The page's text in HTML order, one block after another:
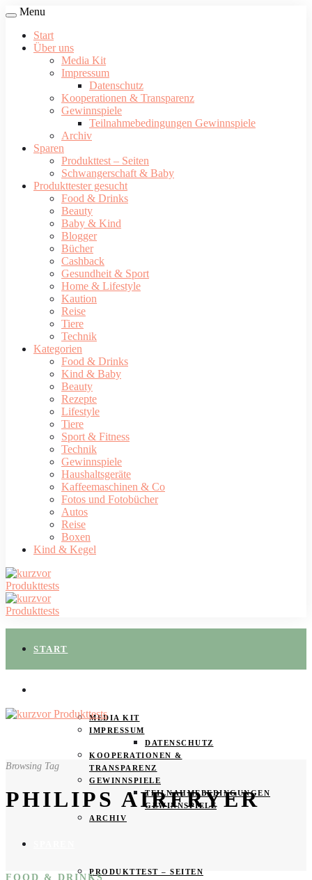
Menu
Start
Über uns
Media Kit
Impressum
Datenschutz
Kooperationen & Transparenz
Gewinnspiele
Teilnahmebedingungen Gewinnspiele
Archiv
Sparen
Produkttest – Seiten
Schwangerschaft & Baby
Produkttester gesucht
Food & Drinks
Beauty
Baby & Kind
Blogger
Bücher
Cashback
Gesundheit & Sport
Home & Lifestyle
Kaution
Reise
Tiere
Technik
Kategorien
Food & Drinks
Kind & Baby
Beauty
Rezepte
Lifestyle
Tiere
Sport & Fitness
Technik
Gewinnspiele
Haushaltsgeräte
Kaffeemaschinen & Co
Fotos und Fotobücher
Autos
Reise
Boxen
Kind & Kegel
START
MEDIA KIT
IMPRESSUM
DATENSCHUTZ
KOOPERATIONEN &
TRANSPARENZ
GEWINNSPIELE
TEILNAHMEBEDINGUNGEN
GEWINNSPIELE
ARCHIV
PRODUKTTEST – SEITEN
Browsing Tag
PHILIPS AIRFRYER
FOOD & DRINKS